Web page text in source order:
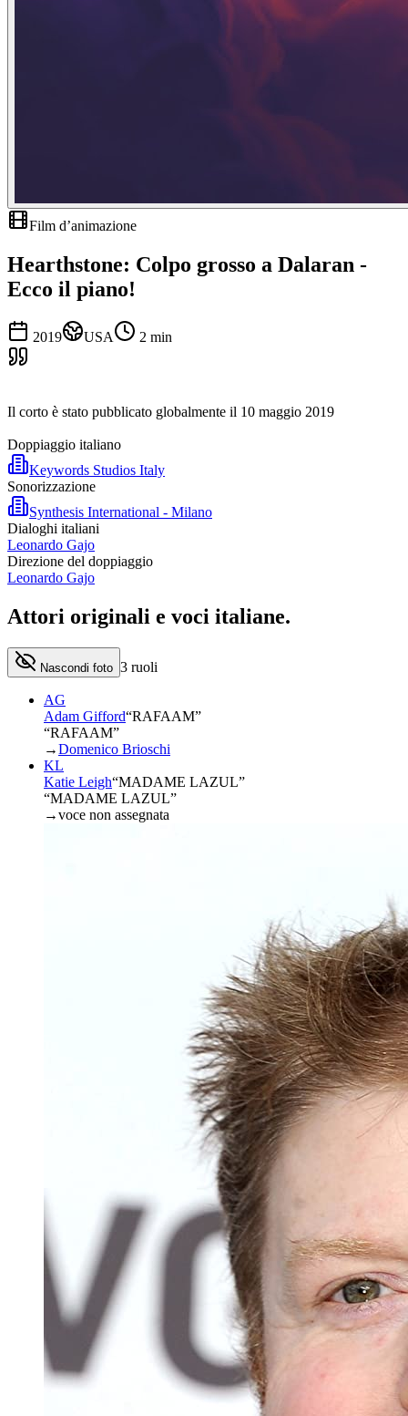
Film d’animazione
Hearthstone: Colpo grosso a Dalaran -
Ecco il piano!
2019 USA 2 min
Il corto è stato pubblicato globalmente il 10 maggio 2019
Doppiaggio italiano
Keywords Studios Italy
Sonorizzazione
Synthesis International - Milano
Dialoghi italiani
Leonardo Gajo
Direzione del doppiaggio
Leonardo Gajo
Attori originali e voci italiane.
Nascondi foto 3 ruoli
AG
Adam Gifford“RAFAAM”
“RAFAAM”
→Domenico Brioschi
KL
Katie Leigh“MADAME LAZUL”
“MADAME LAZUL”
→voce non assegnata